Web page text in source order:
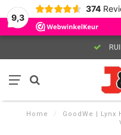
9,3
374
Home /
GoodWe | Lynx